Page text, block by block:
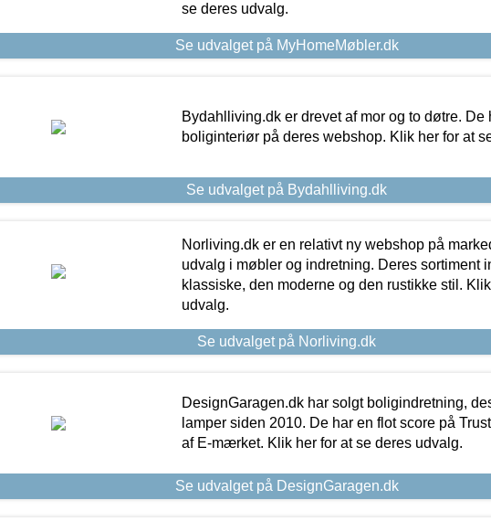
se deres udvalg.
Se udvalget på MyHomeMøbler.dk
Bydahlliving.dk er drevet af mor og to døtre. De
boliginteriør på deres webshop. Klik her for at
Se udvalget på Bydahlliving.dk
Norliving.dk er en relativt ny webshop på
udvalg i møbler og indretning. Deres sortiment
klassiske, den moderne og den rustikke stil.
udvalg.
Se udvalget på Norliving.dk
DesignGaragen.dk har solgt boligindretning,
lamper siden 2010. De har en flot score på
af E-mærket. Klik her for at se deres udvalg.
Se udvalget på DesignGaragen.dk